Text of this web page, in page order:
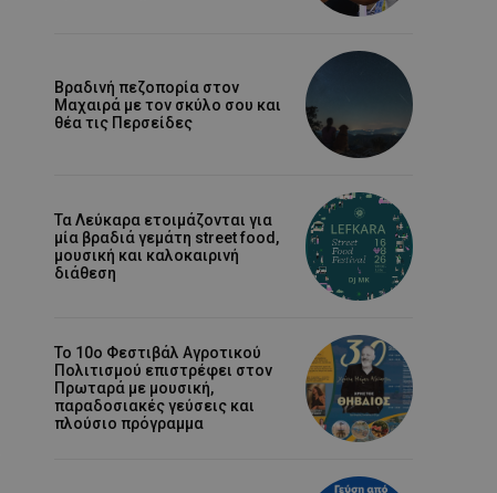
Βραδινή πεζοπορία στον
Μαχαιρά με τον σκύλο σου και
θέα τις Περσείδες
Τα Λεύκαρα ετοιμάζονται για
μία βραδιά γεμάτη street food,
μουσική και καλοκαιρινή
διάθεση
Το 10ο Φεστιβάλ Αγροτικού
Πολιτισμού επιστρέφει στον
Πρωταρά με μουσική,
παραδοσιακές γεύσεις και
πλούσιο πρόγραμμα